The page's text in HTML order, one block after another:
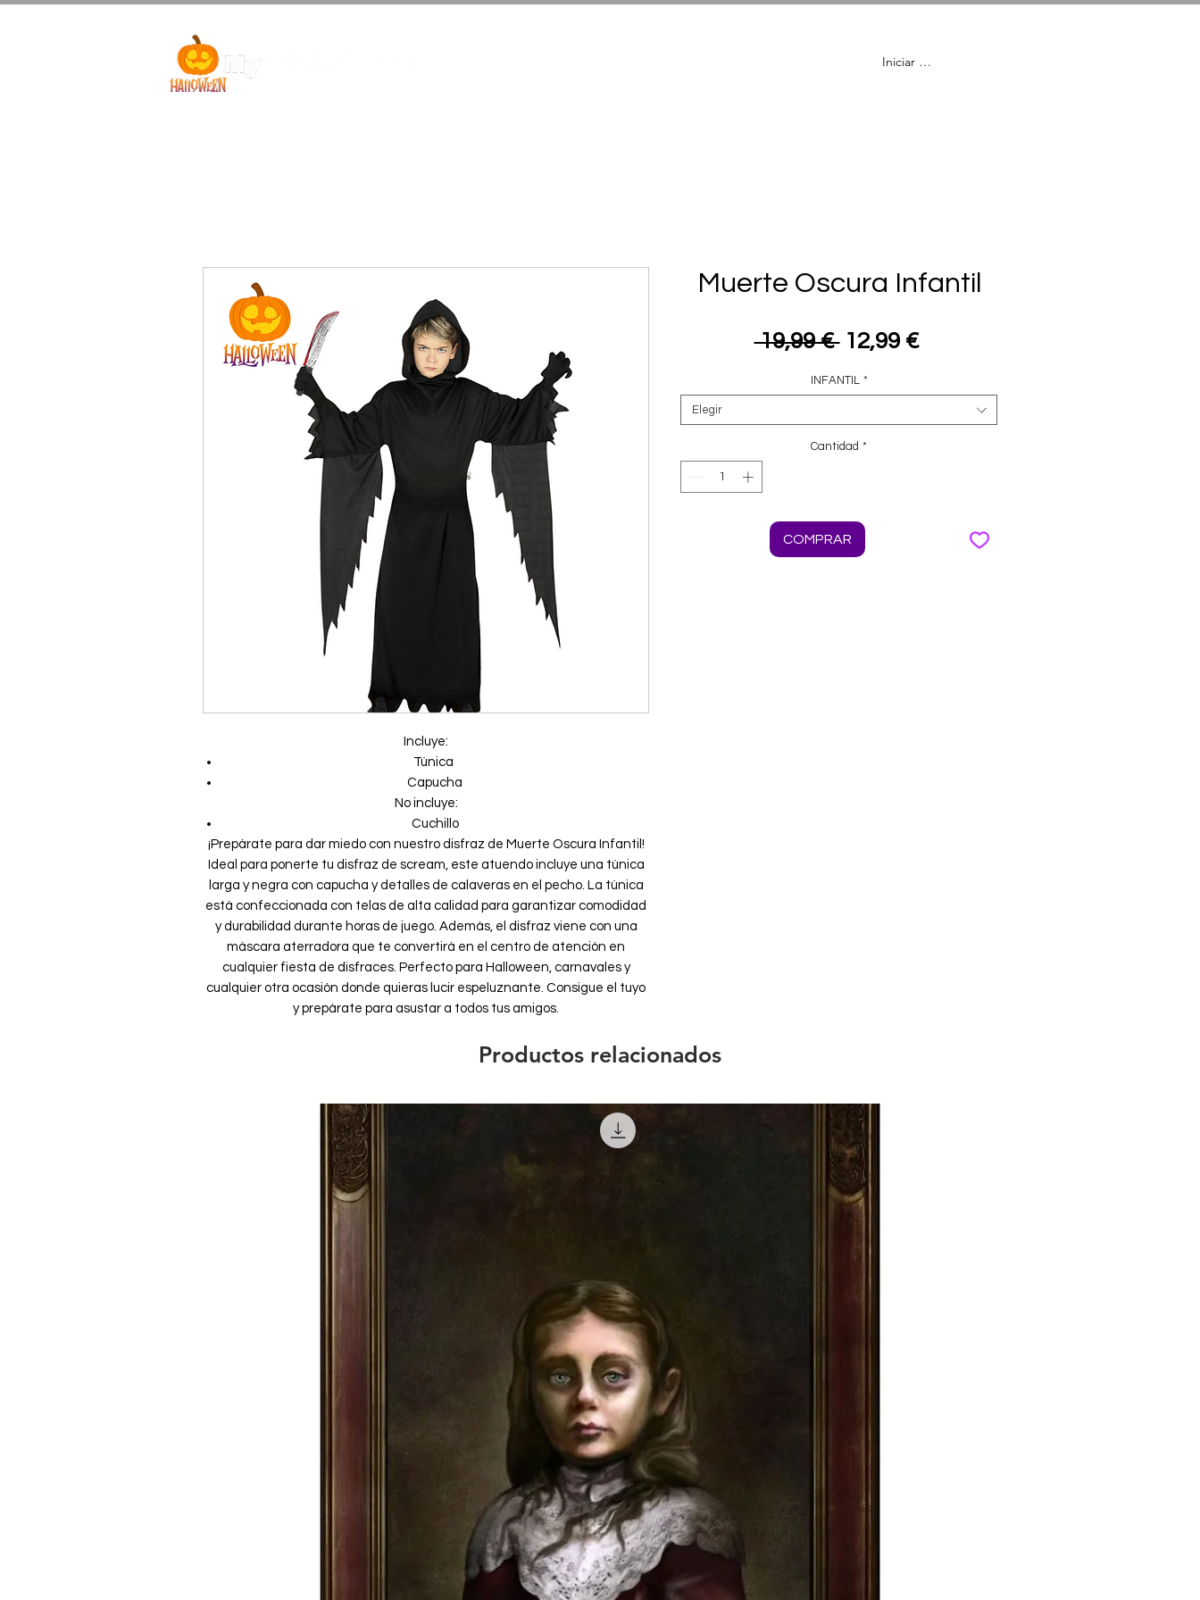
Iniciar Sesión
Incluye:
Túnica
Capucha
No incluye:
Cuchillo
¡Prepárate para dar miedo con nuestro disfraz de Muerte Oscura Infantil!
Ideal para ponerte tu disfraz de scream, este atuendo incluye una túnica
larga y negra con capucha y detalles de calaveras en el pecho. La túnica
está confeccionada con telas de alta calidad para garantizar comodidad
y durabilidad durante horas de juego. Además, el disfraz viene con una
máscara aterradora que te convertirá en el centro de atención en
cualquier fiesta de disfraces. Perfecto para Halloween, carnavales y
cualquier otra ocasión donde quieras lucir espeluznante. Consigue el tuyo
y prepárate para asustar a todos tus amigos.
Muerte Oscura Infantil
19,99 € Precio
12,99 €Precio
oferta
INFANTIL *
Elegir
Cantidad *
COMPRAR
Productos relacionados